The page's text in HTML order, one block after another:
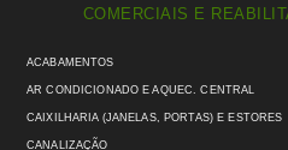
COMERCIAIS E
ACABAMENTOS
AR CONDICIONADO E AQUEC. CENTRAL
CAIXILHARIA (JANELAS, PORTAS) E ESTORES
CANALIZAÇÃO